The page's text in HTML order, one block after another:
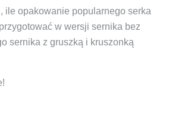
ile opakowanie popularnego serka
w wersji sernika bez
sernika z gruszką i kruszonką